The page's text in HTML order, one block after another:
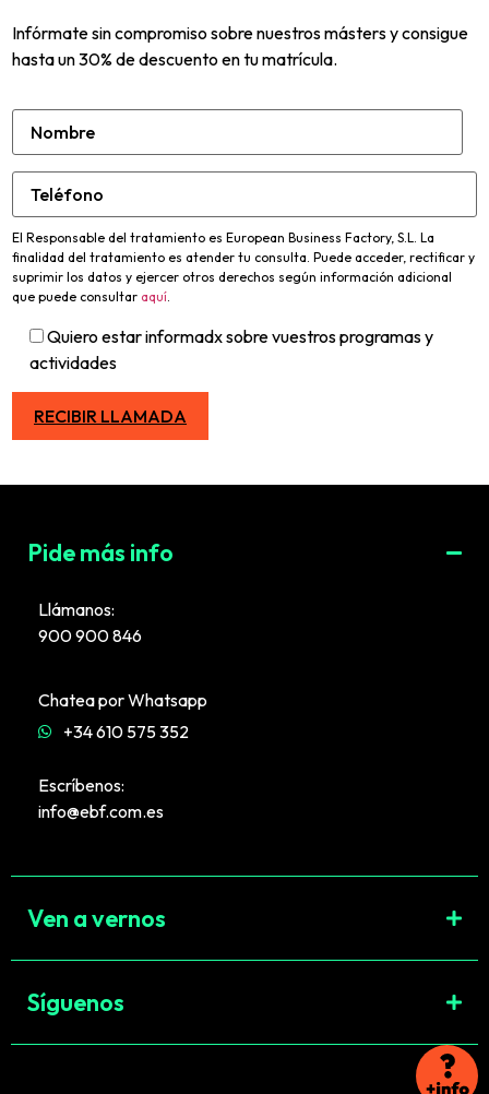
Infórmate sin compromiso sobre nuestros másters y consigue
hasta un 30% de descuento en tu matrícula.
El Responsable del tratamiento es European Business Factory, S.L. La
finalidad del tratamiento es atender tu consulta. Puede acceder, rectificar y
suprimir los datos y ejercer otros derechos según información adicional
que puede consultar aquí.
Quiero estar informadx sobre vuestros programas y
actividades
Pide más info
Llámanos:
900 900 846
Chatea por Whatsapp
+34 610 575 352
Escríbenos:
info@ebf.com.es
Ven a vernos
Síguenos